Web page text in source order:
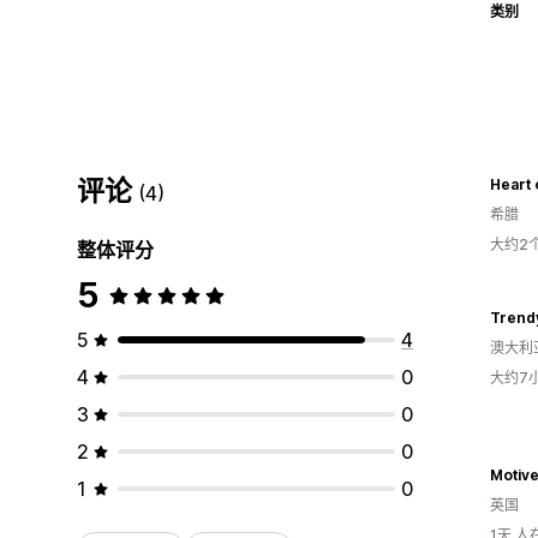
类别
评论 (4)
整体评分
5
5
4
4
0
3
0
2
0
1
0
Heart
希腊
大约2
澳大利
大约7
Motive
英国